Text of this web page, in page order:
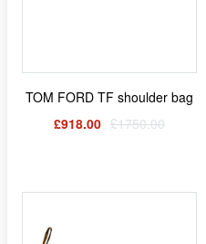
TOM FORD TF shoulder bag
£918.00 £1750.00